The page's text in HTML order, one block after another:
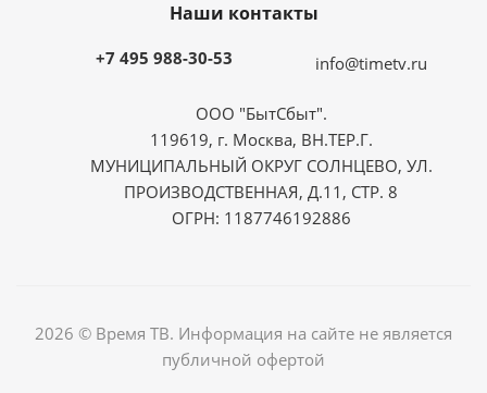
Наши контакты
+7 495 988-30-53 info@timetv.ru
ООО "БытСбыт".
119619, г. Москва, ВН.ТЕР.Г.
МУНИЦИПАЛЬНЫЙ ОКРУГ СОЛНЦЕВО, УЛ.
ПРОИЗВОДСТВЕННАЯ, Д.11, СТР. 8
ОГРН: 1187746192886
2026 © Время ТВ. Информация на сайте не является
публичной офертой